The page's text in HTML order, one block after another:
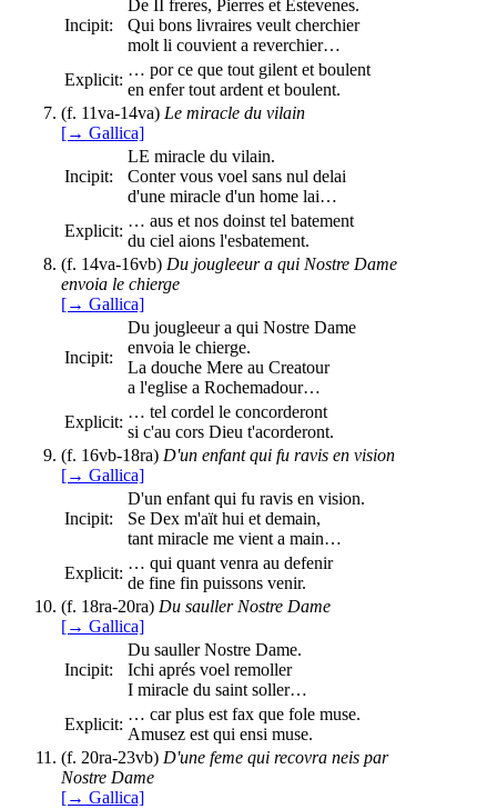
Incipit:
De II freres, Pierres et Estevenes.
Qui bons livraires veult cherchier
molt li couvient a reverchier…
Explicit:
… por ce que tout gilent et boulent
en enfer tout ardent et boulent.
(f. 11va-14va) Le miracle du vilain
[→ Gallica]
Incipit:
LE miracle du vilain.
Conter vous voel sans nul delai
d'une miracle d'un home lai…
Explicit:
… aus et nos doinst tel batement
du ciel aions l'esbatement.
(f. 14va-16vb) Du jougleeur a qui Nostre Dame
envoia le chierge
[→ Gallica]
Incipit:
Du jougleeur a qui Nostre Dame
envoia le chierge.
La douche Mere au Creatour
a l'eglise a Rochemadour…
Explicit:
… tel cordel le concorderont
si c'au cors Dieu t'acorderont.
(f. 16vb-18ra) D'un enfant qui fu ravis en vision
[→ Gallica]
Incipit:
D'un enfant qui fu ravis en vision.
Se Dex m'aït hui et demain,
tant miracle me vient a main…
Explicit:
… qui quant venra au defenir
de fine fin puissons venir.
(f. 18ra-20ra) Du sauller Nostre Dame
[→ Gallica]
Incipit:
Du sauller Nostre Dame.
Ichi aprés voel remoller
I miracle du saint soller…
Explicit:
… car plus est fax que fole muse.
Amusez est qui ensi muse.
(f. 20ra-23vb) D'une feme qui recovra neis par
Nostre Dame
[→ Gallica]